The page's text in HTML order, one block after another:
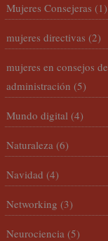
Mujeres Consejeras (1)
mujeres directivas (2)
mujeres en consejos de
administración (5)
Mundo digital (4)
Naturaleza (6)
Navidad (4)
Networking (3)
Neurociencia (5)